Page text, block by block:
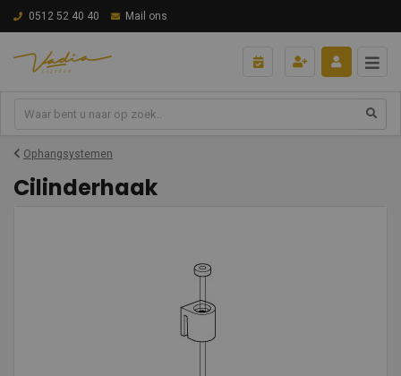
0512 52 40 40 Mail ons
Ophangsystemen
Cilinderhaak